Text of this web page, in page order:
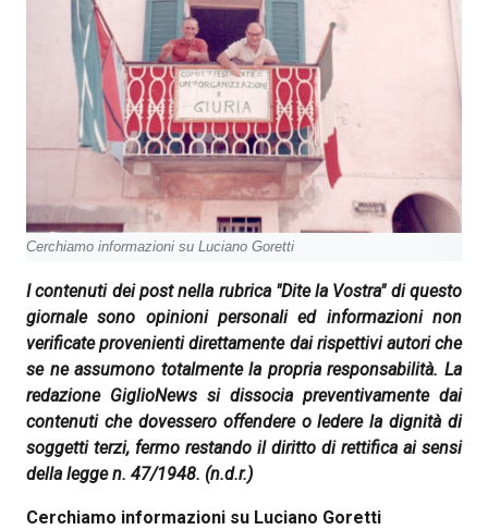
Cerchiamo informazioni su Luciano Goretti
I contenuti dei post nella rubrica "Dite la Vostra" di questo
giornale sono opinioni personali ed informazioni non
verificate provenienti direttamente dai rispettivi autori che
se ne assumono totalmente la propria responsabilità. La
redazione GiglioNews si dissocia preventivamente dai
contenuti che dovessero offendere o ledere la dignità di
soggetti terzi, fermo restando il diritto di rettifica ai sensi
della legge n. 47/1948. (n.d.r.)
Cerchiamo informazioni su Luciano Goretti